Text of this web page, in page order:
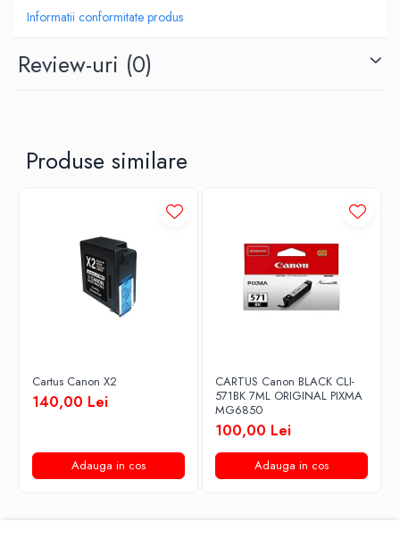
Informatii conformitate produs
Review-uri (0)
Produse similare
Cartus Canon X2
140,00 Lei
Adauga in cos
CARTUS Canon BLACK CLI-
571BK 7ML ORIGINAL PIXMA
MG6850
100,00 Lei
Adauga in cos